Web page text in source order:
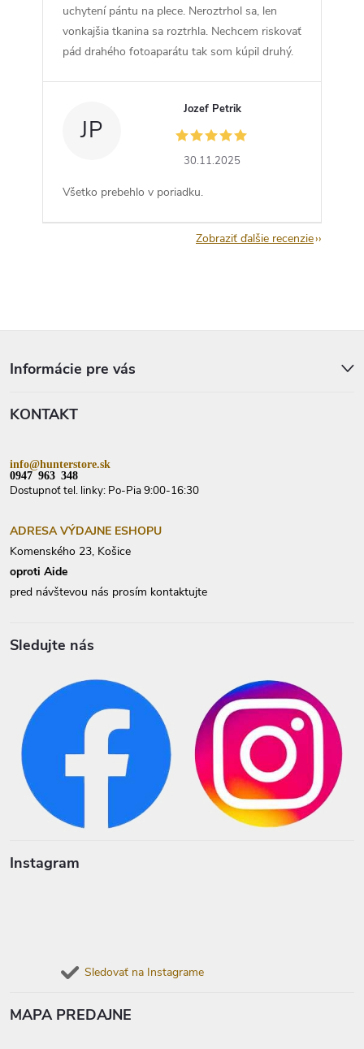
uchytení pántu na plece. Neroztrhol sa, len
vonkajšia tkanina sa roztrhla. Nechcem riskovať
pád drahého fotoaparátu tak som kúpil druhý.
JP
Jozef Petrik
30.11.2025
Všetko prebehlo v poriadku.
Zobraziť ďalšie recenzie
Informácie pre vás
KONTAKT
info@hunterstore.sk
0947 963 348
Dostupnoť tel. linky: Po-Pia 9:00-16:30
ADRESA VÝDAJNE ESHOPU
Komenského 23, Košice
oproti Aide
pred návštevou nás prosím kontaktujte
Sledujte nás
Instagram
Sledovať na Instagrame
MAPA PREDAJNE